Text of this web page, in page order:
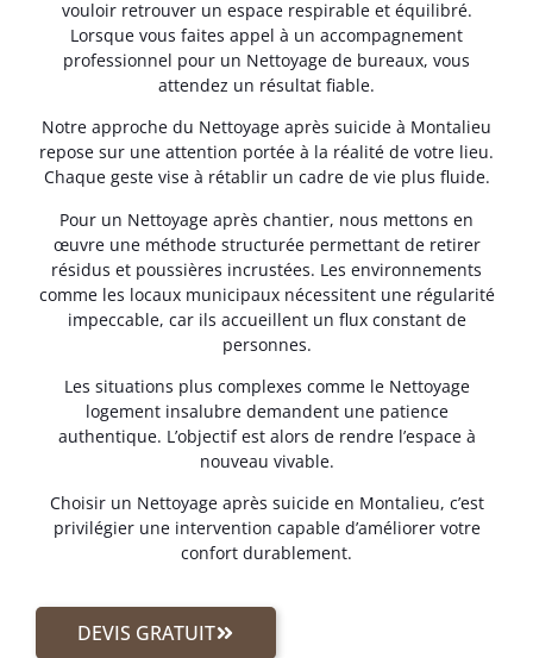
vouloir retrouver un espace respirable et équilibré.
Lorsque vous faites appel à un accompagnement
professionnel pour un Nettoyage de bureaux, vous
attendez un résultat fiable.
Notre approche du Nettoyage après suicide à Montalieu
repose sur une attention portée à la réalité de votre lieu.
Chaque geste vise à rétablir un cadre de vie plus fluide.
Pour un Nettoyage après chantier, nous mettons en
œuvre une méthode structurée permettant de retirer
résidus et poussières incrustées. Les environnements
comme les locaux municipaux nécessitent une régularité
impeccable, car ils accueillent un flux constant de
personnes.
Les situations plus complexes comme le Nettoyage
logement insalubre demandent une patience
authentique. L’objectif est alors de rendre l’espace à
nouveau vivable.
Choisir un Nettoyage après suicide en Montalieu, c’est
privilégier une intervention capable d’améliorer votre
confort durablement.
DEVIS GRATUIT